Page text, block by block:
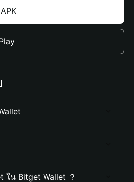
ใน Bitget Wallet ？